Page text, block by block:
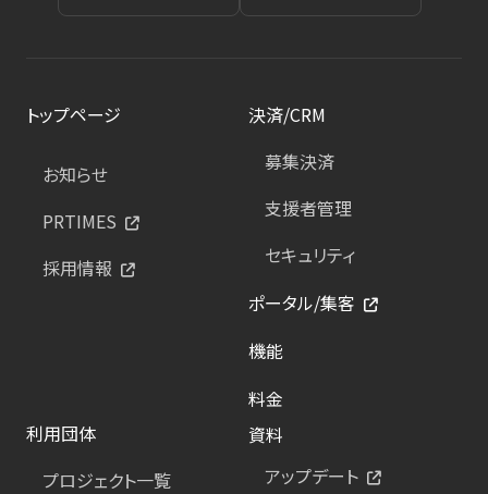
トップページ
お知らせ
PRTIMES
採用情報
決済/CRM
募集決済
支援者管理
セキュリティ
ポータル/集客
機能
料金
利用団体
プロジェクト一覧
資料
アップデート